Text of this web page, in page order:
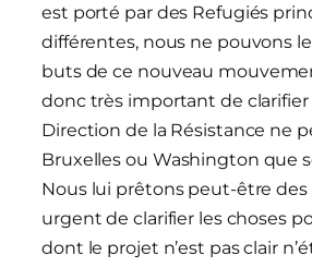
est porté par des Refugiés
différentes, nous ne pouvons
buts de ce nouveau
donc très important de clarifier
Direction de la Résistance ne
Bruxelles ou Washington que
Nous lui prêtons peut-être des
urgent de clarifier les choses
dont le projet n’est pas clair